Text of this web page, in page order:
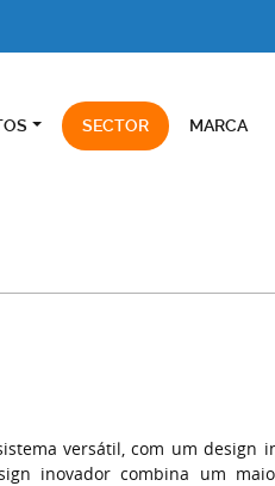
SECTOR MARCA
versátil, com um
inovador combina um